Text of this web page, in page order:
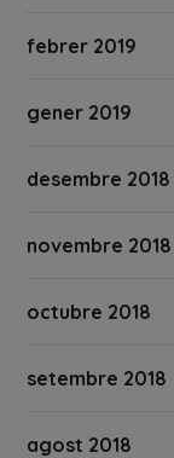
febrer 2019
gener 2019
desembre 2018
novembre 2018
octubre 2018
setembre 2018
agost 2018